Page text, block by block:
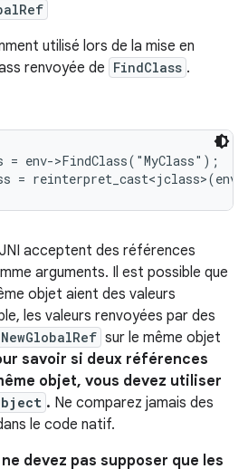
utilisé lors de la mise en
renvoyée de FindClass .
env->FindClass("MyClass");
= reinterpret_cast<jclass>(env-
acceptent des références
arguments. Il est possible que
objet aient des valeurs
les valeurs renvoyées par des
NewGlobalRef sur le même objet
savoir si deux références
objet, vous devez utiliser
. Ne comparez jamais des
le code natif.
ne devez pas supposer que les